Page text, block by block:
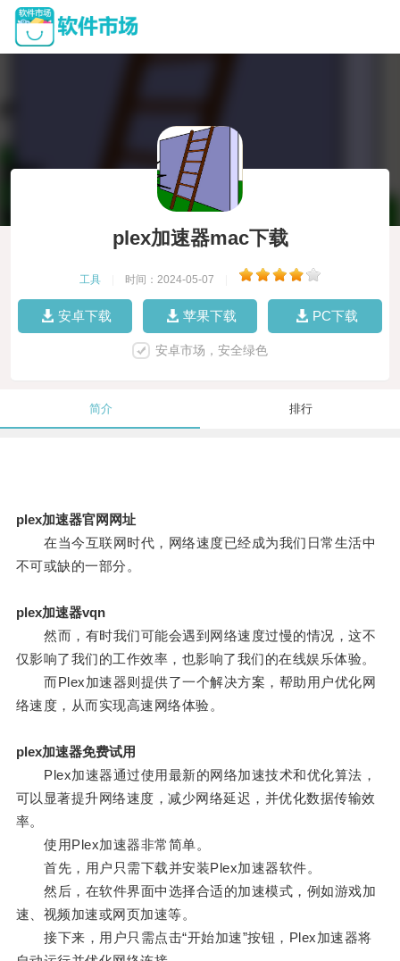
plex加速器mac下载
工具 时间：2024-05-07
安卓下载 苹果下载 PC下载
安卓市场，安全绿色
简介 排行
plex加速器官网网址
在当今互联网时代，网络速度已经成为我们日常生活中
不可或缺的一部分。
plex加速器vqn
然而，有时我们可能会遇到网络速度过慢的情况，这不
仅影响了我们的工作效率，也影响了我们的在线娱乐体验。
而Plex加速器则提供了一个解决方案，帮助用户优化网
络速度，从而实现高速网络体验。
plex加速器免费试用
Plex加速器通过使用最新的网络加速技术和优化算法，
可以显著提升网络速度，减少网络延迟，并优化数据传输效
率。
使用Plex加速器非常简单。
首先，用户只需下载并安装Plex加速器软件。
然后，在软件界面中选择合适的加速模式，例如游戏加
速、视频加速或网页加速等。
接下来，用户只需点击“开始加速”按钮，Plex加速器将